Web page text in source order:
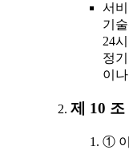
서
기
24
정
이
제 10
① 이